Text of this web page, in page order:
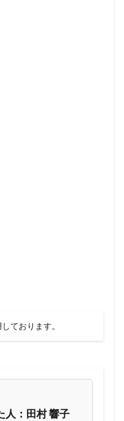
ております。
人：田村 響子